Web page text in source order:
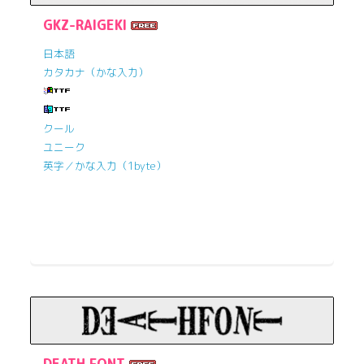
GKZ-RAIGEKI
日本語
カタカナ（かな入力）
クール
ユニーク
英字／かな入力（1byte）